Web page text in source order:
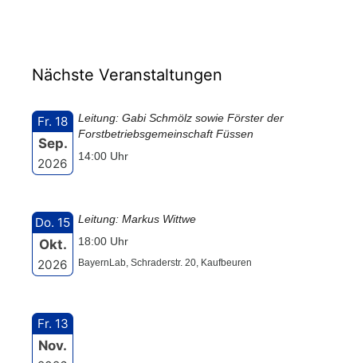
Nächste Veranstaltungen
Fr. 18
Sep.
2026
Leitung: Gabi Schmölz sowie Förster der
Forstbetriebsgemeinschaft Füssen
14:00 Uhr
Do. 15
Okt.
2026
Leitung: Markus Wittwe
18:00 Uhr
BayernLab, Schraderstr. 20, Kaufbeuren
Fr. 13
Nov.